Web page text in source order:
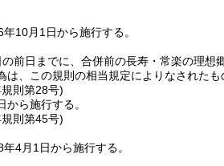
10月1日から施行する。
前日までに、合併前の長寿・常楽の理想
は、この規則の相当規定によりなされたも
規則第28号)
から施行する。
規則第45号)
4月1日から施行する。